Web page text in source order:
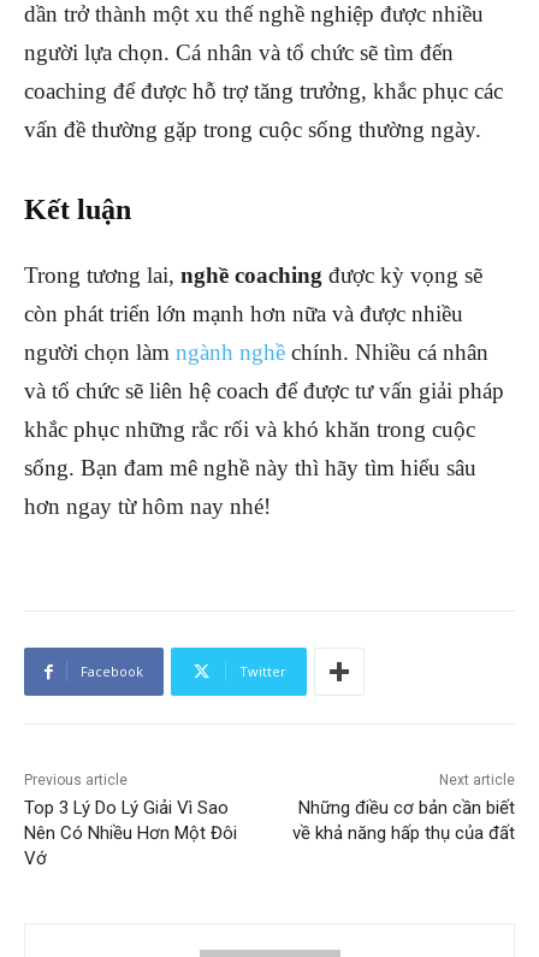
dần trở thành một xu thế nghề nghiệp được nhiều
người lựa chọn. Cá nhân và tổ chức sẽ tìm đến
coaching để được hỗ trợ tăng trưởng, khắc phục các
vấn đề thường gặp trong cuộc sống thường ngày.
Kết luận
Trong tương lai, nghề coaching được kỳ vọng sẽ
còn phát triển lớn mạnh hơn nữa và được nhiều
người chọn làm ngành nghề chính. Nhiều cá nhân
và tổ chức sẽ liên hệ coach để được tư vấn giải pháp
khắc phục những rắc rối và khó khăn trong cuộc
sống. Bạn đam mê nghề này thì hãy tìm hiểu sâu
hơn ngay từ hôm nay nhé!
Facebook Twitter
Previous article
Top 3 Lý Do Lý Giải Vì Sao
Nên Có Nhiều Hơn Một Đôi
Vớ
Next article
Những điều cơ bản cần biết
về khả năng hấp thụ của đất